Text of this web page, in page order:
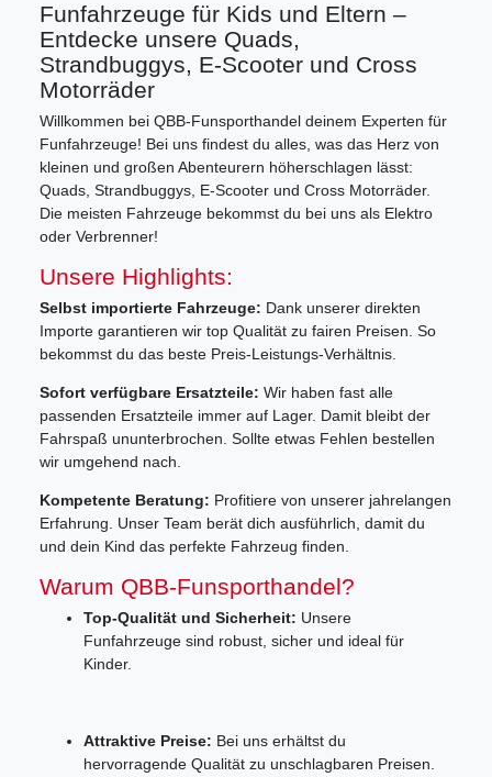
Funfahrzeuge für Kids und Eltern –
Entdecke unsere Quads,
Strandbuggys, E-Scooter und Cross
Motorräder
Willkommen bei QBB-Funsporthandel deinem Experten für
Funfahrzeuge! Bei uns findest du alles, was das Herz von
kleinen und großen Abenteurern höherschlagen lässt:
Quads, Strandbuggys, E-Scooter und Cross Motorräder.
Die meisten Fahrzeuge bekommst du bei uns als Elektro
oder Verbrenner!
Unsere Highlights:
Selbst importierte Fahrzeuge: Dank unserer direkten
Importe garantieren wir top Qualität zu fairen Preisen. So
bekommst du das beste Preis-Leistungs-Verhältnis.
Sofort verfügbare Ersatzteile: Wir haben fast alle
passenden Ersatzteile immer auf Lager. Damit bleibt der
Fahrspaß ununterbrochen. Sollte etwas Fehlen bestellen
wir umgehend nach.
Kompetente Beratung: Profitiere von unserer jahrelangen
Erfahrung. Unser Team berät dich ausführlich, damit du
und dein Kind das perfekte Fahrzeug finden.
Warum QBB-Funsporthandel?
Top-Qualität und Sicherheit: Unsere
Funfahrzeuge sind robust, sicher und ideal für
Kinder.
Attraktive Preise: Bei uns erhältst du
hervorragende Qualität zu unschlagbaren Preisen.